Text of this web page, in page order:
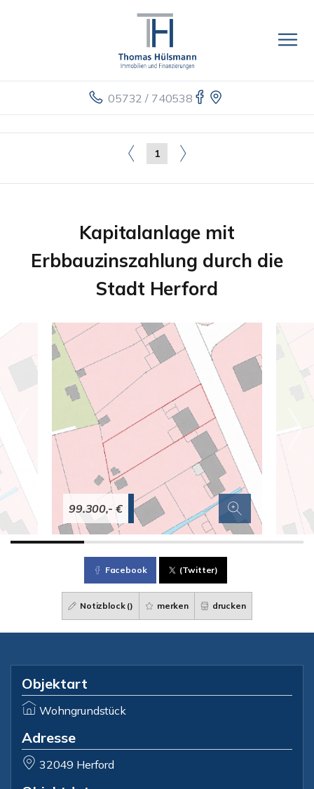
05732 / 740538
1
Kapitalanlage mit
Erbbauzinszahlung durch die
Stadt Herford
99.300,- €
Facebook (Twitter)
Notizblock () merken drucken
Objektart
Wohngrundstück
Adresse
32049 Herford